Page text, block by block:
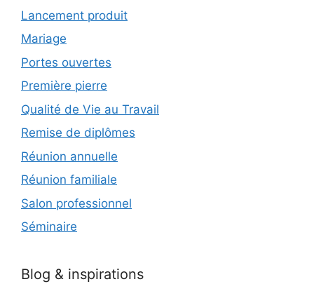
Lancement produit
Mariage
Portes ouvertes
Première pierre
Qualité de Vie au Travail
Remise de diplômes
Réunion annuelle
Réunion familiale
Salon professionnel
Séminaire
Blog & inspirations